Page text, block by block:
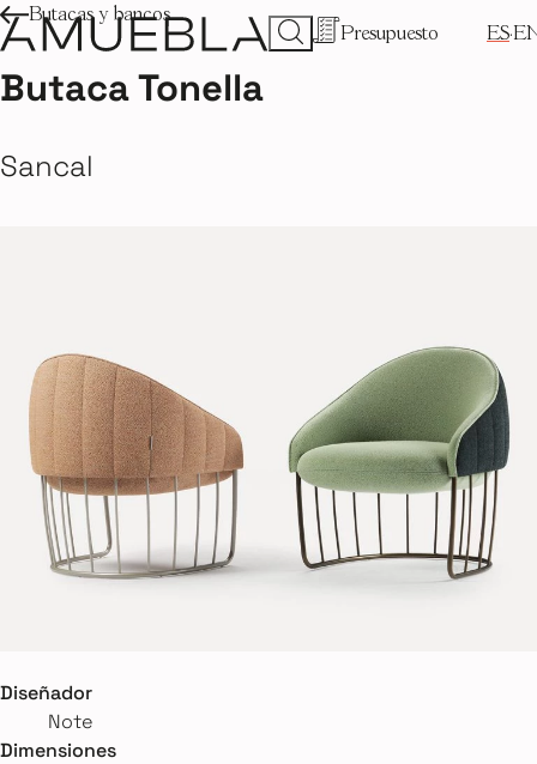
Presupuesto ES
Butacas y bancos
Butaca Tonella
Sancal
Diseñador
Note
Dimensiones